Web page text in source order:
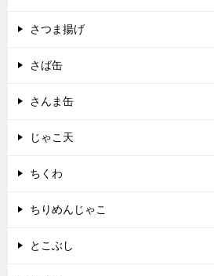
さつま揚げ
さば缶
さんま缶
じゃこ天
ちくわ
ちりめんじゃこ
とこぶし